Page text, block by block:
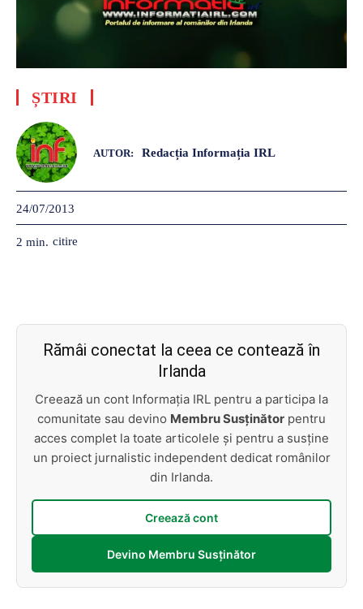
ȘTIRI
AUTOR: Redacția Informația IRL
24/07/2013
2 min. citire
Rămâi conectat la ceea ce contează în
Irlanda
Creează un cont Informația IRL pentru a participa la
comunitate sau devino Membru Susținător pentru
acces complet la toate articolele și pentru a susține
un proiect jurnalistic independent dedicat românilor
din Irlanda.
Creează cont
Devino Membru Susținător